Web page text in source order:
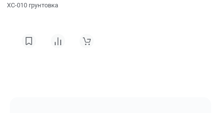
ХС-010 грунтовка